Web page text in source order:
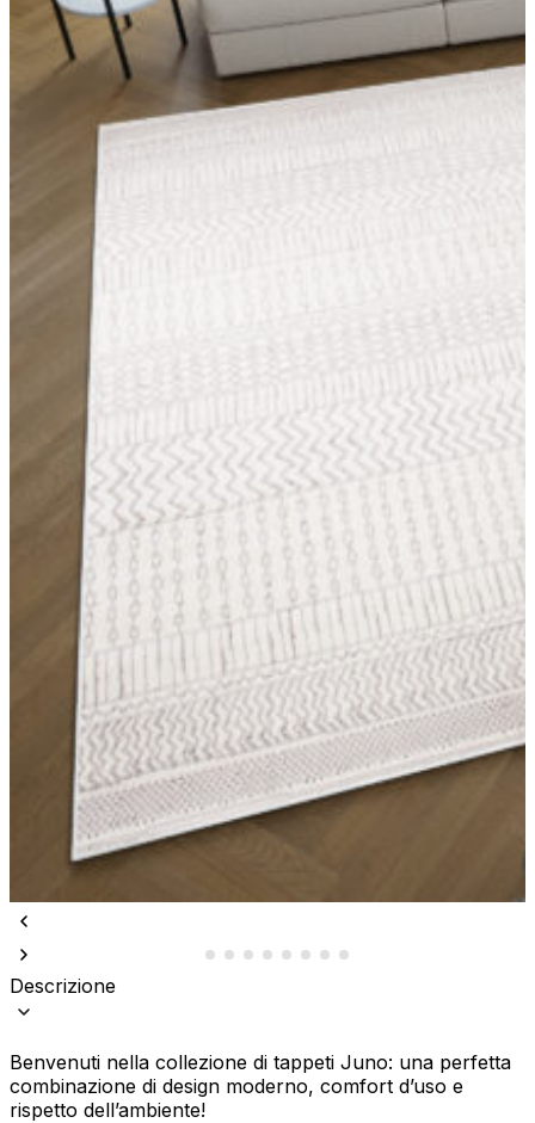
Descrizione
Benvenuti nella collezione di tappeti Juno: una perfetta
combinazione di design moderno, comfort d’uso e
rispetto dell’ambiente!